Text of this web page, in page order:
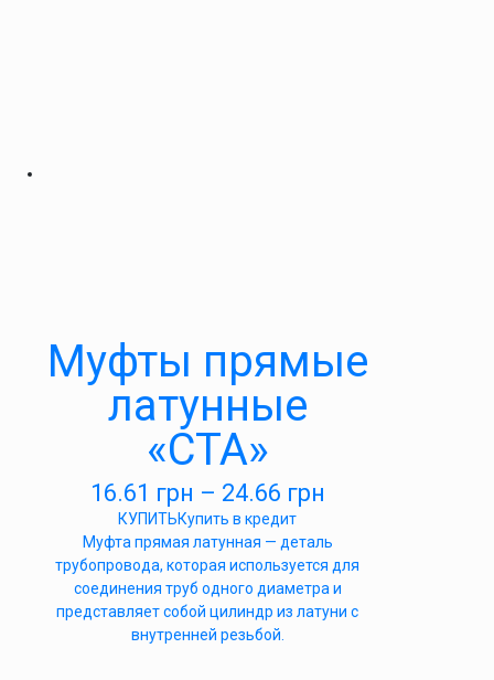
Муфты прямые
латунные
«СТА»
16.61 грн – 24.66 грн
КУПИТЬКупить в кредит
Муфта прямая латунная — деталь
трубопровода, которая используется для
соединения труб одного диаметра и
представляет собой цилиндр из латуни с
внутренней резьбой.